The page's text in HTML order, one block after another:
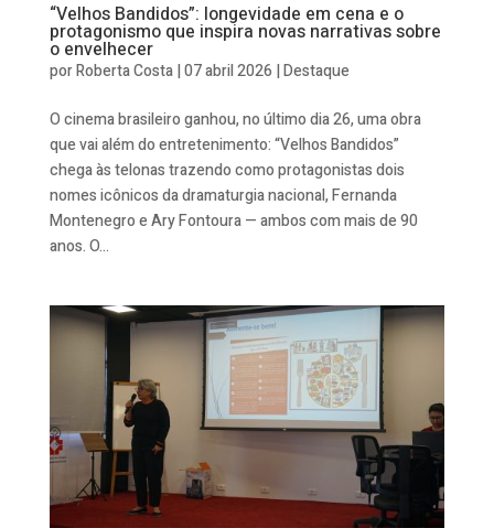
“Velhos Bandidos”: longevidade em cena e o
protagonismo que inspira novas narrativas sobre
o envelhecer
porRoberta Costa|07 abril 2026 |Destaque
O cinema brasileiro ganhou, no último dia 26, uma obra
que vai além do entretenimento: “Velhos Bandidos”
chega às telonas trazendo como protagonistas dois
nomes icônicos da dramaturgia nacional, Fernanda
Montenegro e Ary Fontoura — ambos com mais de 90
anos. O...